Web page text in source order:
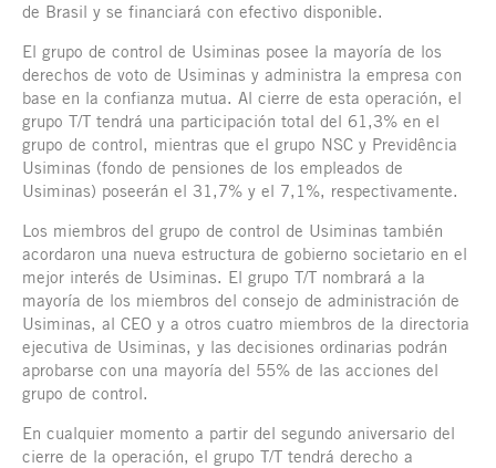
de Brasil y se financiará con efectivo disponible.
El grupo de control de Usiminas posee la mayoría de los
derechos de voto de Usiminas y administra la empresa con
base en la confianza mutua. Al cierre de esta operación, el
grupo T/T tendrá una participación total del 61,3% en el
grupo de control, mientras que el grupo NSC y Previdência
Usiminas (fondo de pensiones de los empleados de
Usiminas) poseerán el 31,7% y el 7,1%, respectivamente.
Los miembros del grupo de control de Usiminas también
acordaron una nueva estructura de gobierno societario en el
mejor interés de Usiminas. El grupo T/T nombrará a la
mayoría de los miembros del consejo de administración de
Usiminas, al CEO y a otros cuatro miembros de la directoria
ejecutiva de Usiminas, y las decisiones ordinarias podrán
aprobarse con una mayoría del 55% de las acciones del
grupo de control.
En cualquier momento a partir del segundo aniversario del
cierre de la operación, el grupo T/T tendrá derecho a